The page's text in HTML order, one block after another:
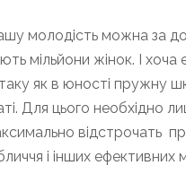
молодість можна за
мільйони жінок. І хоча
як в юності пружну
Для цього необхідно
відстрочать
і інших ефективних